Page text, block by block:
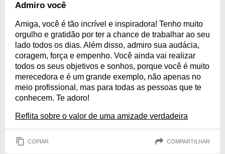
Admiro você
Amiga, você é tão incrível e inspiradora! Tenho muito
orgulho e gratidão por ter a chance de trabalhar ao seu
lado todos os dias. Além disso, admiro sua audácia,
coragem, força e empenho. Você ainda vai realizar
todos os seus objetivos e sonhos, porque você é muito
merecedora e é um grande exemplo, não apenas no
meio profissional, mas para todas as pessoas que te
conhecem. Te adoro!
Reflita sobre o valor de uma amizade verdadeira
COPIAR COMPARTILHAR